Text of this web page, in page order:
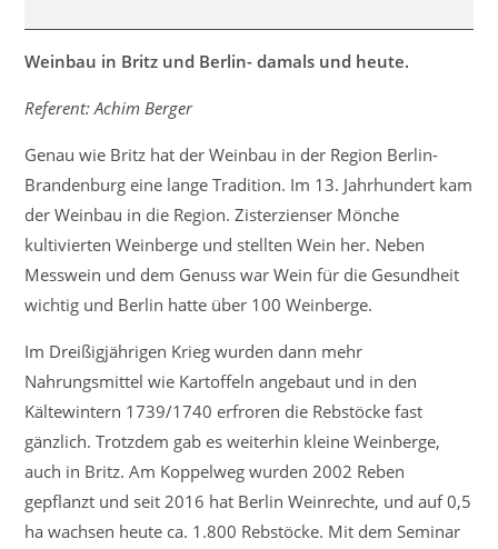
Britz
und
damals
Weinbau in Britz und Berlin- damals und heute.
Referent: Achim Berger
Genau wie Britz hat der Weinbau in der Region Berlin-
Brandenburg eine lange Tradition. Im 13. Jahrhundert kam
der Weinbau in die Region. Zisterzienser Mönche
kultivierten Weinberge und stellten Wein her. Neben
Messwein und dem Genuss war Wein für die Gesundheit
wichtig und Berlin hatte über 100 Weinberge.
Im Dreißigjährigen Krieg wurden dann mehr
Nahrungsmittel wie Kartoffeln angebaut und in den
Kältewintern 1739/1740 erfroren die Rebstöcke fast
gänzlich. Trotzdem gab es weiterhin kleine Weinberge,
auch in Britz. Am Koppelweg wurden 2002 Reben
gepflanzt und seit 2016 hat Berlin Weinrechte, und auf 0,5
ha wachsen heute ca. 1.800 Rebstöcke. Mit dem Seminar